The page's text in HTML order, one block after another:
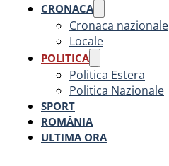
CRONACA
Cronaca nazionale
Locale
POLITICA
Politica Estera
Politica Nazionale
SPORT
ROMÂNIA
ULTIMA ORA